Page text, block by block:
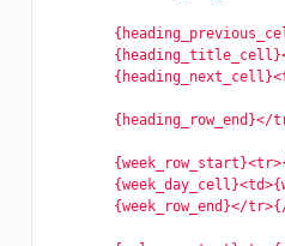
{heading_row_end}</
{week_row_end}</